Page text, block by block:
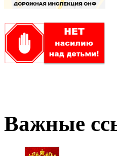
Важные